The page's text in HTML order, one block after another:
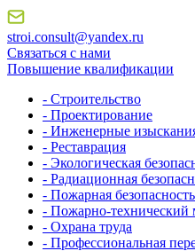
stroi.consult@yandex.ru
Связаться с нами
Повышение квалификации
- Строительство
- Проектирование
- Инженерные
- Реставрация
- Экологическая
- Радиационная
- Пожарная безопасность
- Пожарно-
- Охрана труда
- Профессиональная